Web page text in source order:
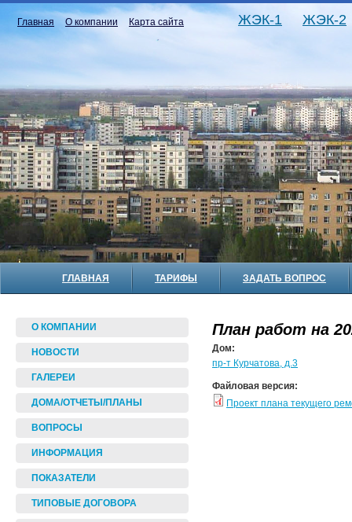
Главная О компании Карта сайта ЖЭК-1 ЖЭК-2
ГЛАВНАЯ ТАРИФЫ ЗАДАТЬ ВОПРОС
О КОМПАНИИ
НОВОСТИ
ГАЛЕРЕИ
ДОМА/ОТЧЕТЫ/ПЛАНЫ
ВОПРОСЫ
ИНФОРМАЦИЯ
ПОКАЗАТЕЛИ
ТИПОВЫЕ ДОГОВОРА
План работ на
Дом:
пр-т Курчатова, д.3
Файловая версия:
Проект плана текущего